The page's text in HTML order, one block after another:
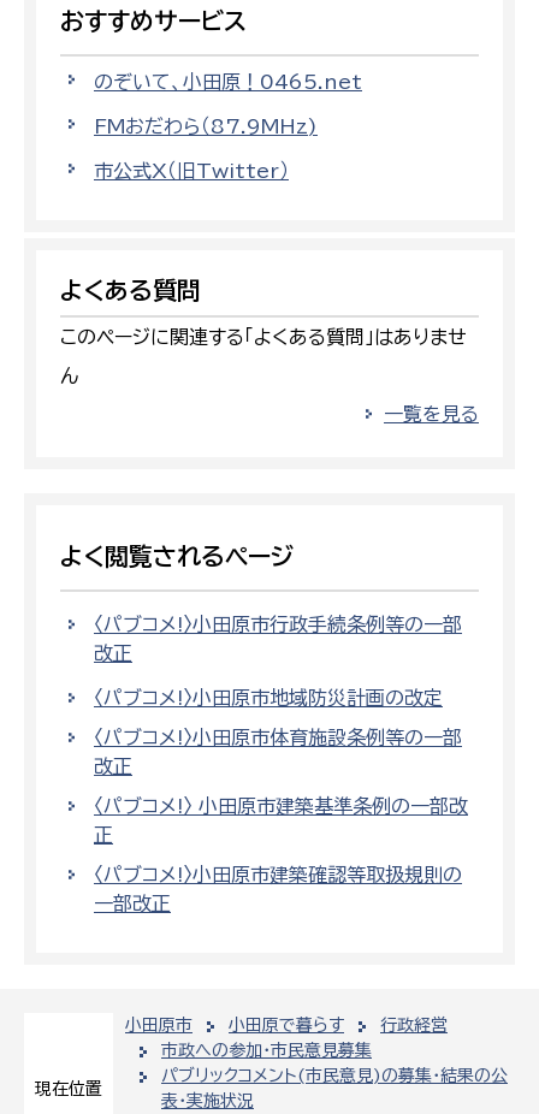
現在位置
小田原市 小田原で暮らす
行政経営
市政への参加・市民意見募集
パブリックコメント(市民意見)の募集・結果の公
表・実施状況
おすすめサービス
のぞいて、小田原！0465.net
FMおだわら（87.9MHz)
市公式X（旧Twitter）
よくある質問
このページに関連する「よくある質問」はありませ
ん
一覧を見る
よく閲覧されるページ
〈パブコメ!〉小田原市行政手続条例等の一部
改正
〈パブコメ!〉小田原市地域防災計画の改定
〈パブコメ!〉小田原市体育施設条例等の一部
改正
〈パブコメ!〉 小田原市建築基準条例の一部改
正
〈パブコメ!〉小田原市建築確認等取扱規則の
一部改正